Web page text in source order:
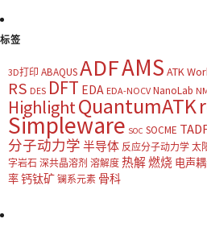
标签
3D打印 ABAQUSADFAMS ATK
RS DES DFT EDA EDA-NOCV NanoLab
HighlightQuantumATK
Simpleware SOC SOCME
分子动力学 半导体 反应分子动力学 太
字岩石 深共晶溶剂 溶解度 热解燃烧 电声
率钙钛矿 镧系元素 骨科